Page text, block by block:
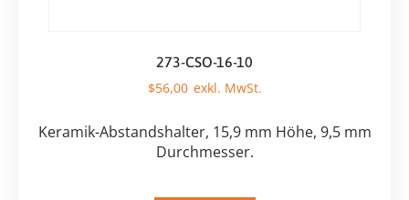
273-CSO-16-10
$56,00
Keramik-Abstandshalter, 15,9 mm Höhe, 9,5 mm
Durchmesser.